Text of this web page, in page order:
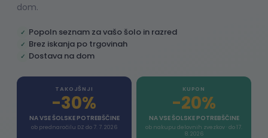
dom.
✓ Popoln seznam za vašo šolo in razred
✓ Brez iskanja po trgovinah
✓ Dostava na dom
TAKOJŠNJI
-30%
NA VSE ŠOLSKE POTREBŠČINE
ob prednaročilu DZ do 7. 7. 2026
KUPON
-20%
NA VSE ŠOLSKE POTREBŠČINE
ob nakupu delovnih zvezkov · do 17.
8. 2026